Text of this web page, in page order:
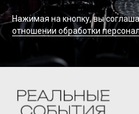
Нажимая на кнопку, вы
отношении обработки